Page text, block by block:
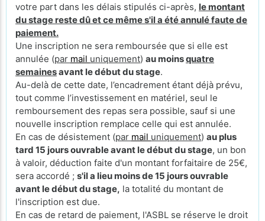
votre part dans les délais stipulés ci-après, le montant
du stage reste dû et ce même s'il a été annulé faute de
paiement.
Une inscription ne sera remboursée que si elle est
annulée (par mail uniquement) au moinsquatre
semainesavant le début du stage.
Au-delà de cette date, l’encadrement étant déjà prévu,
tout comme l’investissement en matériel, seul le
remboursement des repas sera possible, sauf si une
nouvelle inscription remplace celle qui est annulée.
En cas de désistement (par mail uniquement) au plus
tard 15 jours ouvrable avant le début du stage, un bon
à valoir, déduction faite d'un montant forfaitaire de 25€,
sera accordé ; s'il a lieu moins de 15 jours ouvrable
avant le début du stage, la totalité du montant de
l'inscription est due.
En cas de retard de paiement, l'ASBL se réserve le droit